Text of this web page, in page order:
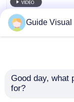
Guide Visual
Good day, what
for?